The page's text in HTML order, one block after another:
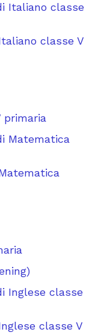
Italiano classe
classe V
primaria
Matematica
Inglese classe
classe V